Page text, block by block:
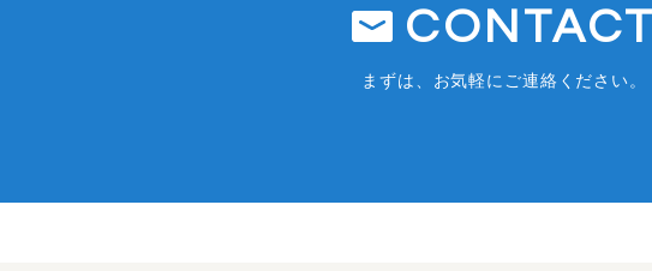
CONTACT
まずは、お気軽にご連絡ください。